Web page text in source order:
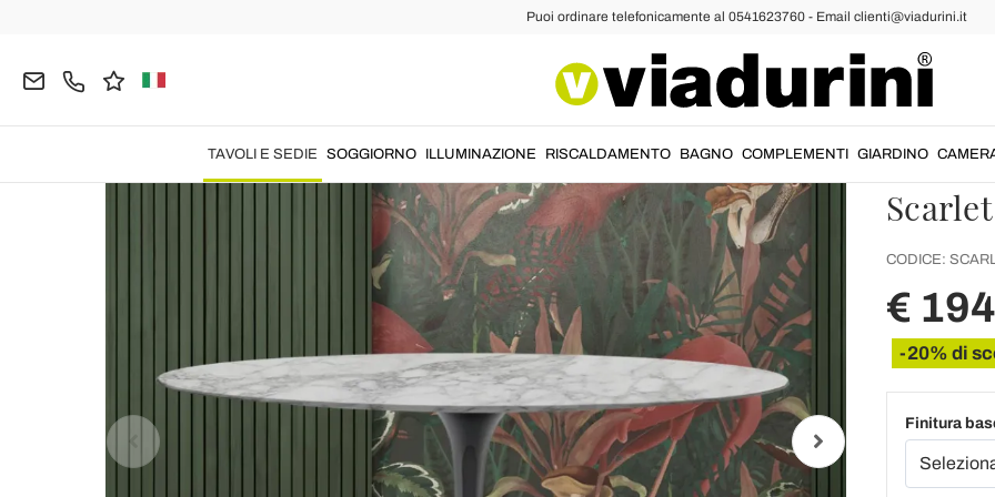
Puoi ordinare telefonicamente al 0541623760 - Email clienti@viadurini.it
TAVOLI E SEDIE SOGGIORNO ILLUMINAZIONE RISCALDAMENTO BAGNO COMPLEMENTI GIARDINO
74
Scarlet
CODICE:
€
-20% di
Finitura